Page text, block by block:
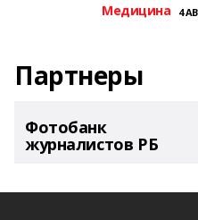
Медицина 4
Партнеры
Фотобанк
журналистов РБ